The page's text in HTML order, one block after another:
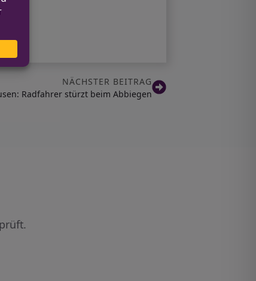
NÄCHSTER BEITRAG
Radfahrer stürzt beim Abbiegen